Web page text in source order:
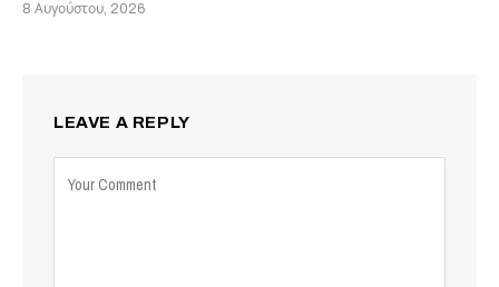
8 Αυγούστου, 2026
LEAVE A REPLY